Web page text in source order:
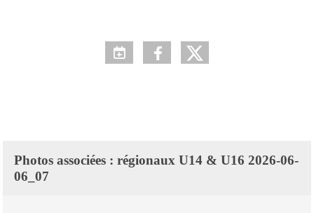
Photos associées : régionaux U14 & U16 2026-06-
06_07